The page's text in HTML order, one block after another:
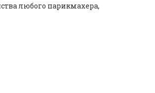
любого парикмахера,